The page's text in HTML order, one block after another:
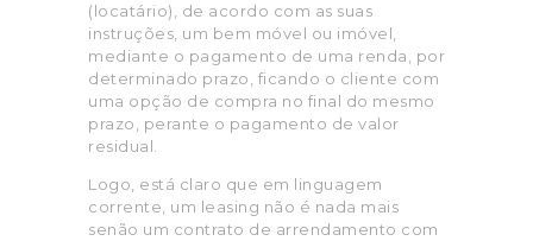
(locatário), de acordo com as suas
instruções, um bem móvel ou imóvel,
mediante o pagamento de uma renda, por
determinado prazo, ficando o cliente com
uma opção de compra no final do mesmo
prazo, perante o pagamento de valor
residual.
Logo, está claro que em linguagem
corrente, um leasing não é nada mais
senão um contrato de arrendamento com